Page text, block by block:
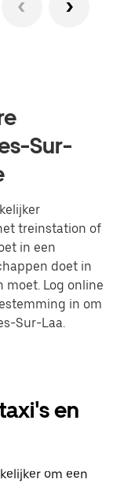
Sur-
treinstation of
in een
doet in
moet. Log online
in om
Sur-Laa.
en
om een